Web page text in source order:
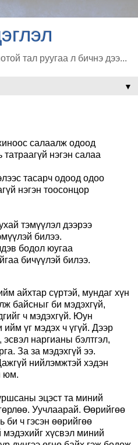
тал руугаа л бичнэ дээ...
▼
салаалж одоод
татраагүй нэгэн салаа
тасарч одоод одоо
нэгэн тоосонцор
тэмүүлэл дээрээ
билээ.
бодол юугаа
бичүүлэй билээ.
айхтар сүртэй, мундаг хүн
байсныг би мэдэхгүй,
ч мэдэхгүй. Юун
үг мэдэх ч үгүй. Дээр
эсвэл наргианы бэлтгэл,
За за мэдэхгүй ээ.
нийлэмжтэй хэдэн
юм.
эцэст та миний
Уучлаарай. Өөрийгөө
би ч гэсэн өөрийгөө
хүсвэл миний